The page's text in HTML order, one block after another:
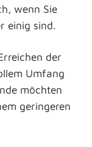
wenn Sie
einig sind.
der
Umfang
möchten
geringeren